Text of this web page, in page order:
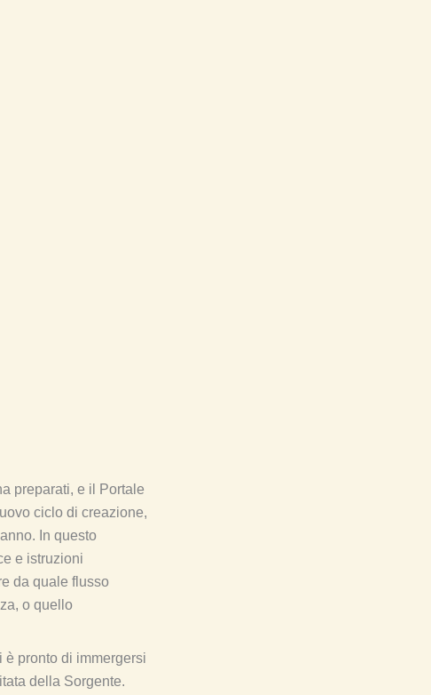
preparati, e il Portale
ciclo di creazione,
In questo
e istruzioni
da quale flusso
o quello
è pronto di immergersi
della Sorgente.